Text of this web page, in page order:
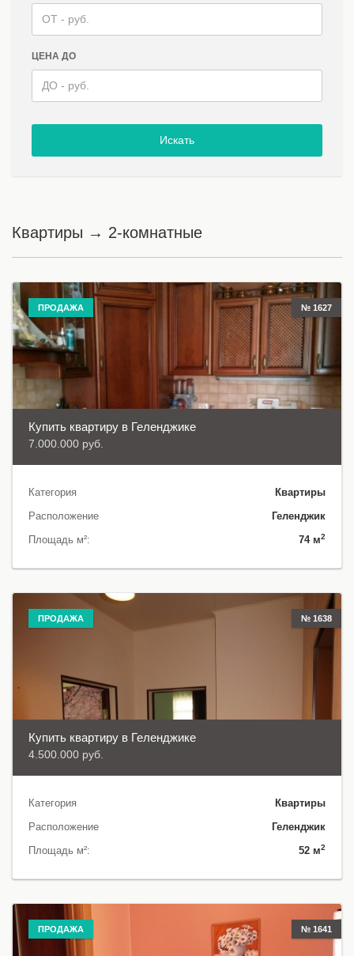
ЦЕНА ДО
Искать
Квартиры → 2-комнатные
ПРОДАЖА № 1627
Купить квартиру в Геленджике
7.000.000 руб.
Категория
Квартиры
Расположение
Геленджик
Площадь м²:
74 м2
ПРОДАЖА № 1638
Купить квартиру в Геленджике
4.500.000 руб.
Категория
Квартиры
Расположение
Геленджик
Площадь м²:
52 м2
ПРОДАЖА № 1641